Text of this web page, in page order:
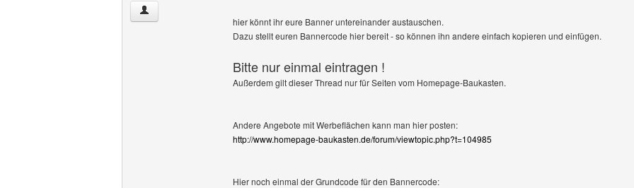
magic-121 Benutzer-Profile anzeigen
hier könnt ihr eure Banner untereinander austauschen.
Dazu stellt euren Bannercode hier bereit - so können ihn andere einfach kopieren und einfügen.
Bitte nur einmal eintragen !
Außerdem gilt dieser Thread nur für Seiten vom Homepage-Baukasten.
Andere Angebote mit Werbeflächen kann man hier posten:
http://www.homepage-baukasten.de/forum/viewtopic.php?t=104985
Hier noch einmal der Grundcode für den Bannercode: